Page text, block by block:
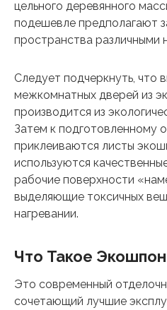
цельного деревянного
подешевле предполагают
пространства различными
Следует подчеркнуть, что
межкомнатных дверей из
производится из
Затем к подготовленному
приклеиваются листы
используются
рабочие поверхности
выделяющие токсичных
нагревании.
Что Такое
Это современный
сочетающий лучшие